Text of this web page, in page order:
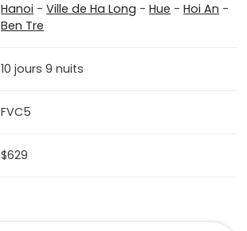
Hanoi -Ville de Ha Long -Hue -Hoi An -
Ben Tre
10 jours 9 nuits
FVC5
$629